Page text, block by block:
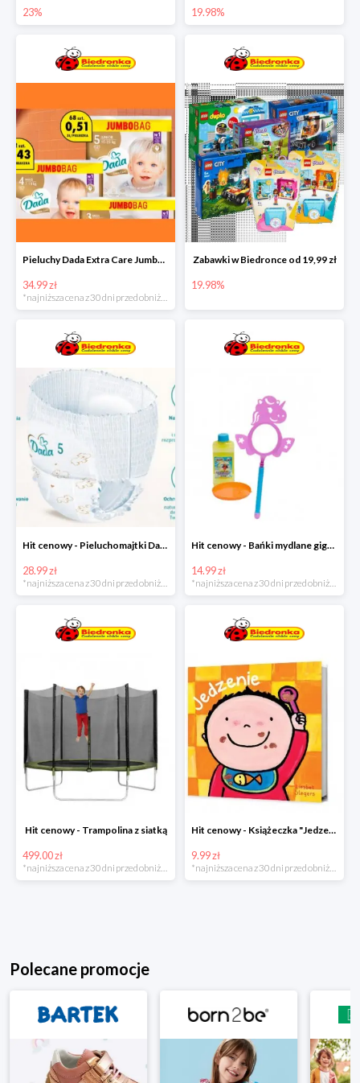
23% 19.98%
Pieluchy Dada Extra Care Jumbo Bag w super cenie
34.99 zł
*najniższa cena z 30 dni przed obniżką
Zabawki w Biedronce od 19,99 zł
19.98%
Hit cenowy - Pieluchomajtki Dada Pants
28.99 zł
Hit cenowy - Bańki mydlane gigant lub płyn uzupełniający
14.99 zł
Hit cenowy - Trampolina z siatką
499.00 zł
Hit cenowy - Książeczka "Jedzenie"
9.99 zł
Polecane promocje